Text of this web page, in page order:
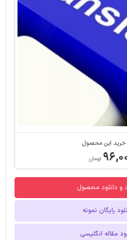
این محصول
تومان
و دانلود محصول
رایگان نمونه
مقاله انگلیسی